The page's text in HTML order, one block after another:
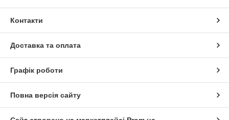
Контакти
Доставка та оплата
Графік роботи
Повна версія сайту